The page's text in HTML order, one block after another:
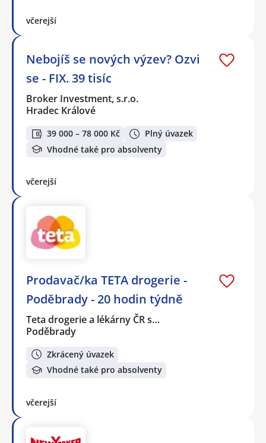
včerejší
Nebojíš se nových výzev? Ozvi
se - FIX. 39 tisíc
Broker Investment, s.r.o.
Hradec Králové
39 000 – 78 000 Kč
Plný úvazek
Vhodné také pro absolventy
včerejší
Prodavač/ka TETA drogerie -
Poděbrady - 20 hodin týdně
Teta drogerie a lékárny ČR s…
Poděbrady
Zkrácený úvazek
Vhodné také pro absolventy
včerejší